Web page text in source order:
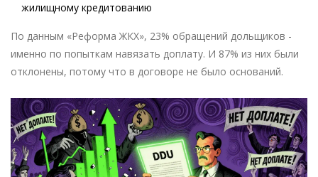
жилищному кредитованию
По данным «Реформа ЖКХ», 23% обращений дольщиков -
именно по попыткам навязать доплату. И 87% из них были
отклонены, потому что в договоре не было оснований.